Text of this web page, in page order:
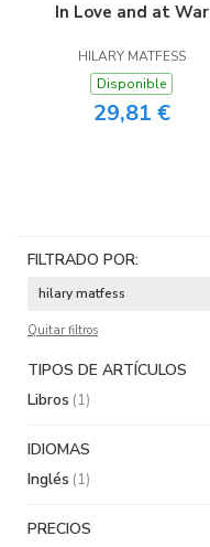
In Love and at War
HILARY MATFESS
Disponible
29,81 €
FILTRADO POR:
hilary matfess
Quitar filtros
TIPOS DE ARTÍCULOS
Libros (1)
IDIOMAS
Inglés (1)
PRECIOS